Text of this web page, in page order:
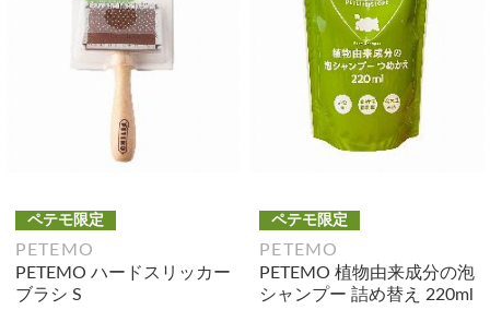
ペテモ限定
PETEMO
PETEMO ハードスリッカー
ブラシ S
ペテモ限定
PETEMO
PETEMO 植物由来成分の泡
シャンプー 詰め替え 220ml